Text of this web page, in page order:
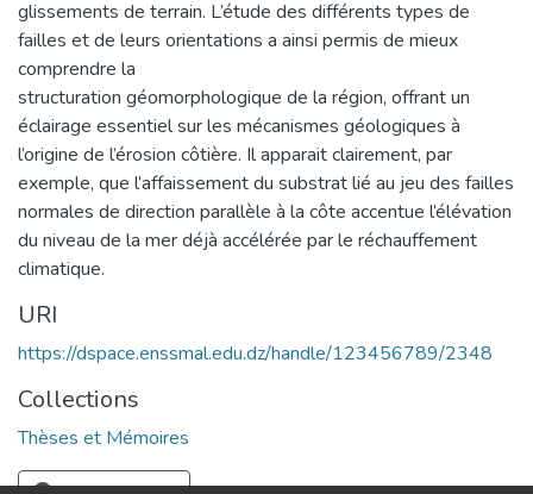
glissements de terrain. L’étude des différents types de
failles et de leurs orientations a ainsi permis de mieux
comprendre la
structuration géomorphologique de la région, offrant un
éclairage essentiel sur les mécanismes géologiques à
l’origine de l’érosion côtière. Il apparait clairement, par
exemple, que l’affaissement du substrat lié au jeu des failles
normales de direction parallèle à la côte accentue l’élévation
du niveau de la mer déjà accélérée par le réchauffement
climatique.
URI
https://dspace.enssmal.edu.dz/handle/123456789/2348
Collections
Thèses et Mémoires